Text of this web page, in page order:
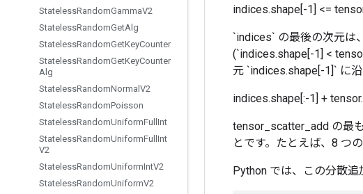
StatelessRandomGammaV2
StatelessRandomGetAlg
StatelessRandomGetKeyCounter
StatelessRandomGetKeyCounter
Alg
StatelessRandomNormal V2
StatelessRandomPoisson
StatelessRandomUniformFull Int
StatelessRandomUniformFull Int
V2
StatelessRandomUniformIntV2
StatelessRandomUniformV2
indices.shape[-1] <=
`indices` の最後の次元は
(`indices.shape[-1] <
元 `indices.shape[-1]` に
indices.shape[:-1] +
tensor_scatter_add の最
とです。たとえば、8 つ
Python では、この分散追